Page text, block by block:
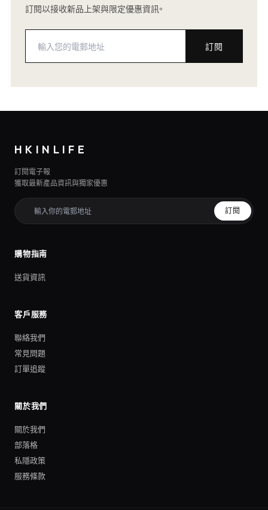
訂閱以接收新品上架與限定優惠資訊。
訂閱
HKINLIFE
訂閱電子報
獲取最新產品資訊與獨家優惠
訂閱
購物指南
送貨資訊
客戶服務
聯絡我們
常見問題
訂單追蹤
關於我們
關於我們
部落格
私隱政策
服務條款